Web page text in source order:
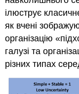
ілюструє
як вчені
організацію
галузі та
різних типах